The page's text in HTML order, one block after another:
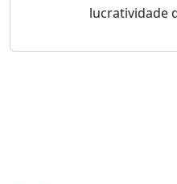
lucratividade